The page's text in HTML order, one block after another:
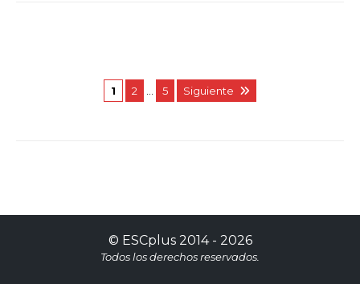
1 2 5 Siguiente
© ESCplus2014 - 2026
Todos los derechos reservados.